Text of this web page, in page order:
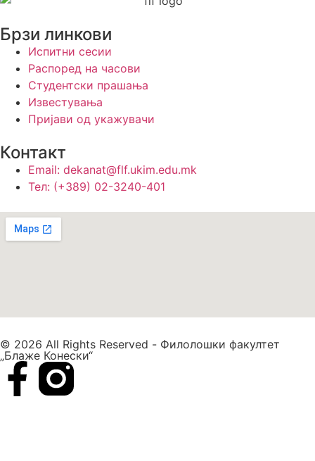
Брзи линкови
Испитни сесии
Распоред на часови
Студентски прашања
Известувања
Пријави од укажувачи
Контакт
Email: dekanat@flf.ukim.edu.mk
Тел: (+389) 02-3240-401
© 2026 All Rights Reserved - Филолошки факултет
„Блаже Конески“